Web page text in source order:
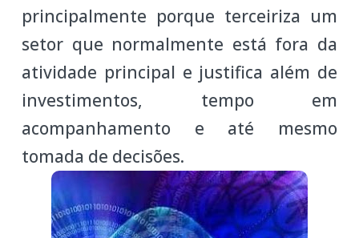
principalmente porque terceiriza um
setor que normalmente está fora da
atividade principal e justifica além de
investimentos, tempo em
acompanhamento e até mesmo
tomada de decisões.